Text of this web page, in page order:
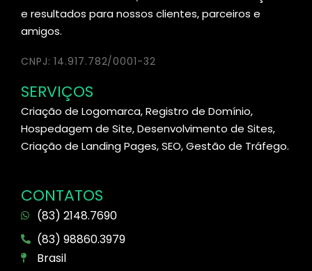
e resultados para nossos clientes, parceiros e
amigos.
CNPJ: 14.917.782/0001-32
SERVIÇOS
Criação de Logomarca, Registro de Domínio,
Hospedagem de Site, Desenvolvimento de Sites,
Criação de Landing Pages, SEO, Gestão de Tráfego.
CONTATOS
(83) 2148.7690
(83) 98860.3979
Brasil